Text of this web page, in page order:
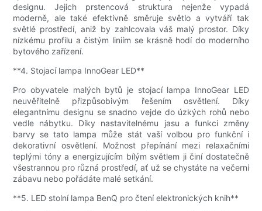
designu. Jejich prstencová struktura nejenže vypadá
moderně, ale také efektivně směruje světlo a vytváří tak
světlé prostředí, aniž by zahlcovala váš malý prostor. Díky
nízkému profilu a čistým liniím se krásně hodí do moderního
bytového zařízení.
**4. Stojací lampa InnoGear LED**
Pro obyvatele malých bytů je stojací lampa InnoGear LED
neuvěřitelně přizpůsobivým řešením osvětlení. Díky
elegantnímu designu se snadno vejde do úzkých rohů nebo
vedle nábytku. Díky nastavitelnému jasu a funkci změny
barvy se tato lampa může stát vaší volbou pro funkční i
dekorativní osvětlení. Možnost přepínání mezi relaxačními
teplými tóny a energizujícím bílým světlem ji činí dostatečně
všestrannou pro různá prostředí, ať už se chystáte na večerní
zábavu nebo pořádáte malé setkání.
**5. LED stolní lampa BenQ pro čtení elektronických knih**